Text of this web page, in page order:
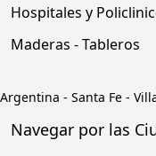
Hospitales y
Maderas - Tableros
Argentina - Santa Fe -
Navegar por las